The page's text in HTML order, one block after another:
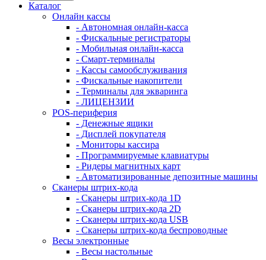
Каталог
Онлайн кассы
- Автономная онлайн-касса
- Фискальные регистраторы
- Мобильная онлайн-касса
- Смарт-терминалы
- Кассы самообслуживания
- Фискальные накопители
- Терминалы для экваринга
- ЛИЦЕНЗИИ
POS-периферия
- Денежные ящики
- Дисплей покупателя
- Мониторы кассира
- Программируемые клавиатуры
- Ридеры магнитных карт
- Автоматизированные депозитные машины
Сканеры штрих-кода
- Сканеры штрих-кода 1D
- Сканеры штрих-кода 2D
- Сканеры штрих-кода USB
- Сканеры штрих-кода беспроводные
Весы электронные
- Весы настольные